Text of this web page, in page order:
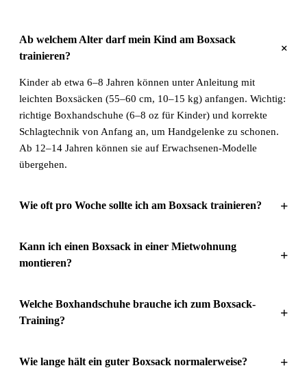
Ab welchem Alter darf mein Kind am Boxsack
trainieren?
+
Kinder ab etwa 6–8 Jahren können unter Anleitung mit
leichten Boxsäcken (55–60 cm, 10–15 kg) anfangen. Wichtig:
richtige Boxhandschuhe (6–8 oz für Kinder) und korrekte
Schlagtechnik von Anfang an, um Handgelenke zu schonen.
Ab 12–14 Jahren können sie auf Erwachsenen-Modelle
übergehen.
Wie oft pro Woche sollte ich am Boxsack trainieren? +
Kann ich einen Boxsack in einer Mietwohnung
montieren?
+
Welche Boxhandschuhe brauche ich zum Boxsack-
Training?
+
Wie lange hält ein guter Boxsack normalerweise? +